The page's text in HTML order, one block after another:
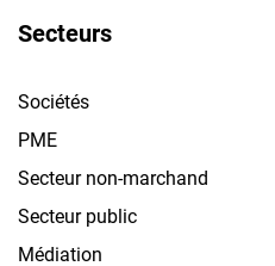
Secteurs
Sociétés
PME
Secteur non-marchand
Secteur public
Médiation